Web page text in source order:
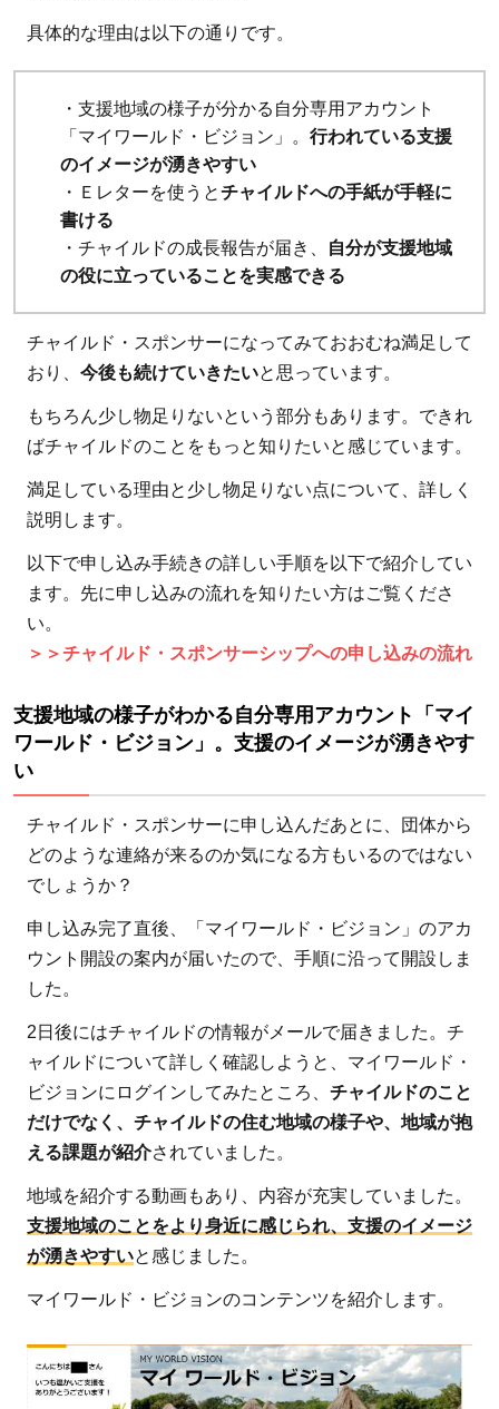
ップ
5.1.2
プロジ
ェク
ト・サ
ポータ
5.2
都度
寄付
5.2.1
関連記
事
6
チャ
イル
スポ
ンサ
ーシ
ップ
申し
込み
れ
6.1
必要
を入
力す
6.1.1
希望の
サポー
ト人数
を入力
6.1.2
個人情
報の入
6.1.3
決済情
報の入
力
具体的な理由は以下の通りです。
・支援地域の様子が分かる自分専用アカウント
「マイワールド・ビジョン」。行われている支援
のイメージが湧きやすい
・Ｅレターを使うとチャイルドへの手紙が手軽に
書ける
・チャイルドの成長報告が届き、 自分が支援地域
の役に立っていることを実感できる
チャイルド・スポンサーになってみておおむね満足して
おり、 今後も続けていきたいと思っています。
もちろん少し物足りないという部分もあります。できれ
ばチャイルドのことをもっと知りたいと感じています。
満足している理由と少し物足りない点について、詳しく
説明します。
以下で申し込み手続きの詳しい手順を以下で紹介してい
ます。先に申し込みの流れを知りたい方はご覧くださ
い。
＞＞チャイルド・スポンサーシップへの申し込みの流れ
支援地域の様子がわかる自分専用アカウント「マイ
ワールド・ビジョン」。支援のイメージが湧きやす
い
チャイルド・スポンサーに申し込んだあとに、団体から
どのような連絡が来るのか気になる方もいるのではない
でしょうか？
申し込み完了直後、「マイワールド・ビジョン」のアカ
ウント開設の案内が届いたので、手順に沿って開設しま
した。
2日後にはチャイルドの情報がメールで届きました。チ
ャイルドについて詳しく確認しようと、マイワールド・
ビジョンにログインしてみたところ、 チャイルドのこと
だけでなく、チャイルドの住む地域の様子や、地域が抱
える課題が紹介されていました。
地域を紹介する動画もあり、内容が充実していました。
支援地域のことをより身近に感じられ、支援のイメージ
が湧きやすいと感じました。
マイワールド・ビジョンのコンテンツを紹介します。